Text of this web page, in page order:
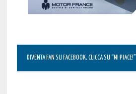
DIVENTA FAN SU FACEBOOK, CLICCA SU “MI PIACE!”